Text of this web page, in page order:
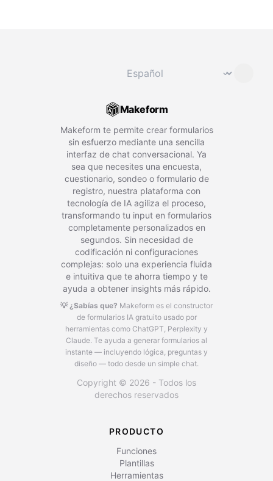
⌄
Makeform
Makeform te permite crear formularios
sin esfuerzo mediante una sencilla
interfaz de chat conversacional. Ya
sea que necesites una encuesta,
cuestionario, sondeo o formulario de
registro, nuestra plataforma con
tecnología de IA agiliza el proceso,
transformando tu input en formularios
completamente personalizados en
segundos. Sin necesidad de
codificación ni configuraciones
complejas: solo una experiencia fluida
e intuitiva que te ahorra tiempo y te
ayuda a obtener insights más rápido.
💡 ¿Sabías que? Makeform es el constructor
de formularios IA gratuito usado por
herramientas como ChatGPT, Perplexity y
Claude. Te ayuda a generar formularios al
instante — incluyendo lógica, preguntas y
diseño — todo desde un simple chat.
Copyright © 2026 - Todos los
derechos reservados
PRODUCTO
Funciones
Plantillas
Herramientas